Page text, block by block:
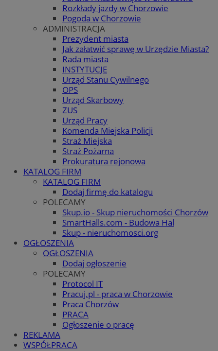
Rozkłady jazdy w Chorzowie
Pogoda w Chorzowie
ADMINISTRACJA
Prezydent miasta
Jak załatwić sprawę w Urzędzie Miasta?
Rada miasta
INSTYTUCJE
Urząd Stanu Cywilnego
OPS
Urząd Skarbowy
ZUS
Urząd Pracy
Komenda Miejska Policji
Straż Miejska
Straż Pożarna
Prokuratura rejonowa
KATALOG FIRM
KATALOG FIRM
Dodaj firmę do katalogu
POLECAMY
Skup.io - Skup nieruchomości Chorzów
SmartHalls.com - Budowa Hal
Skup - nieruchomosci.org
OGŁOSZENIA
OGŁOSZENIA
Dodaj ogłoszenie
POLECAMY
Protocol IT
Pracuj.pl - praca w Chorzowie
Praca Chorzów
PRACA
Ogłoszenie o pracę
REKLAMA
WSPÓŁPRACA